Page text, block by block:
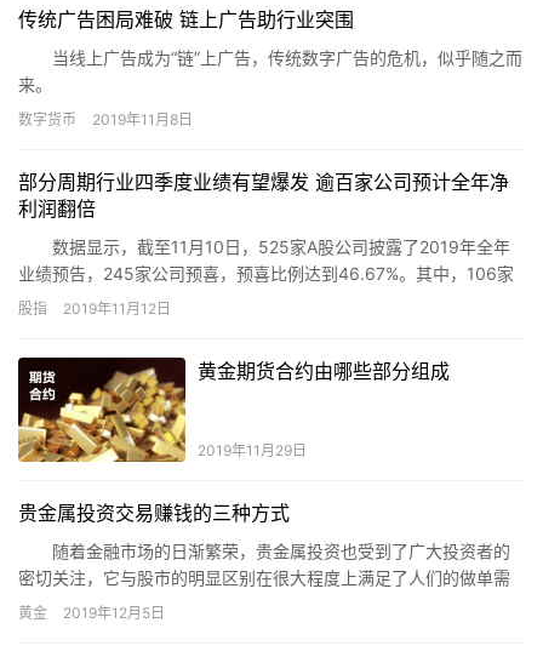
传统广告困局难破 链上广告助行业突围
当线上广告成为“链”上广告，传统数字广告的危机，似乎随之而
来。
数字货币 2019年11月8日
部分周期行业四季度业绩有望爆发 逾百家公司预计全年净
利润翻倍
数据显示，截至11月10日，525家A股公司披露了2019年全年
业绩预告，245家公司预喜，预喜比例达到46.67%。其中，106家
公司预计2019年实现归属于上市公司股东的净利润增长幅度超过
股指 2019年11月12日
黄金期货合约由哪些部分组成
2019年11月29日
贵金属投资交易赚钱的三种方式
随着金融市场的日渐繁荣，贵金属投资也受到了广大投资者的
密切关注，它与股市的明显区别在很大程度上满足了人们的做单需
求和利益追求。如今，越来越多的投资者加入了贵金属投资行列，
黄金 2019年12月5日